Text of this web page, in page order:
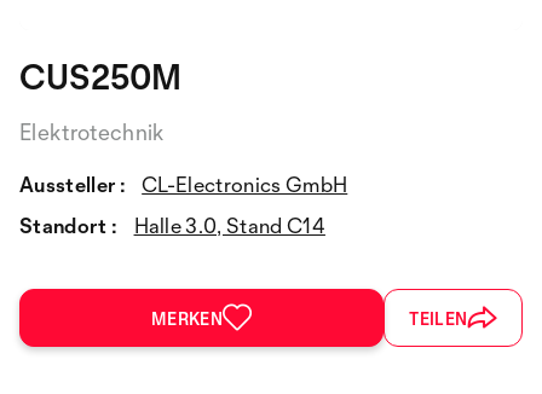
CUS250M
Elektrotechnik
Aussteller :
CL-Electronics GmbH
Standort :
Halle 3.0, Stand C14
MERKEN TEILEN